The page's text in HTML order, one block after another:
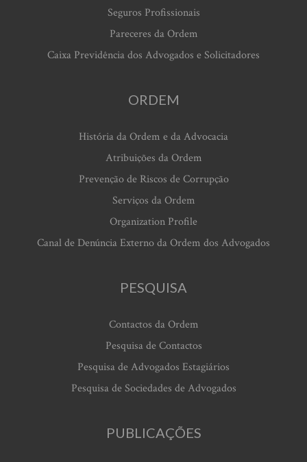
Seguros Profissionais
Pareceres da Ordem
Caixa Previdência dos Advogados e Solicitadores
ORDEM
História da Ordem e da Advocacia
Atribuições da Ordem
Prevenção de Riscos de Corrupção
Serviços da Ordem
Organization Profile
Canal de Denúncia Externo da Ordem dos Advogados
PESQUISA
Contactos da Ordem
Pesquisa de Contactos
Pesquisa de Advogados Estagiários
Pesquisa de Sociedades de Advogados
PUBLICAÇÕES